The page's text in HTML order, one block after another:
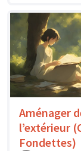
Aménager
l’extérieur
Fondettes)